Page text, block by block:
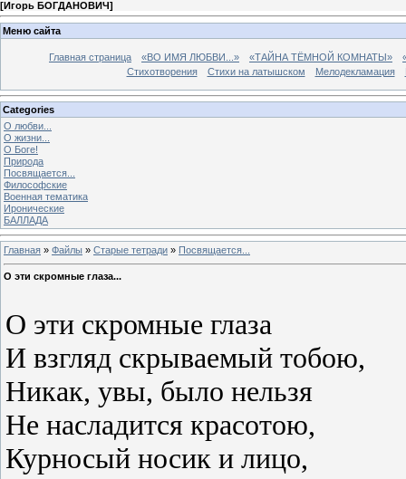
[Игорь БОГДАНОВИЧ]
Меню сайта
Главная страница «ВО ИМЯ ЛЮБВИ...» «ТАЙНА ТЁМНОЙ КОМНАТЫ»
Стихотворения
Стихи на латышском Мелодекламация
Categories
О любви...
О жизни...
О Боге!
Природа
Посвящается...
Философские
Военная тематика
Иронические
БАЛЛАДА
Главная » Файлы » Старые тетради » Посвящается...
О эти скромные глаза...
О эти скромные глаза
И взгляд скрываемый тобою,
Никак, увы, было нельзя
Не насладится красотою,
Курносый носик и лицо,